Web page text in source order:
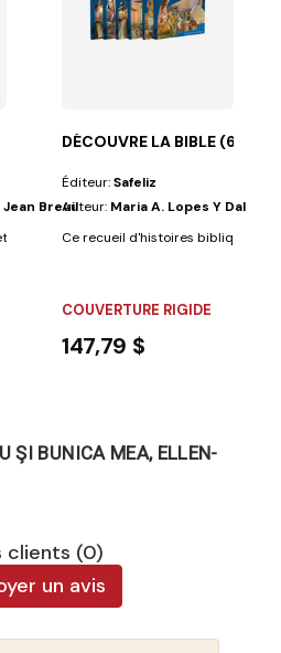
soin de leur...
Breuil
de ses amis sont des histoires éducatives
DÉCOUVRE LA BIBLE (6
Éditeur:Safeliz
Auteur: Maria A. Lopes Y Dalia
Ce recueil d'histoires bibliques a
COUVERTURE RIGIDE
147,79 $
ŞI BUNICA MEA, ELLEN-
clients (0)
un avis